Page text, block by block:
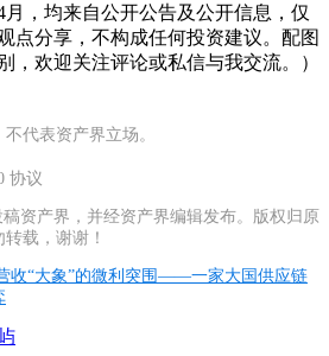
月，均来自公开公告及公开信息，仅
点分享，不构成任何投资建议。配图
，欢迎关注评论或私信与我交流。）
代表资产界立场。
协议
资产界，并经资产界编辑发布。版权归原
载，谢谢！
收“大象”的微利突围——一家大国供应链